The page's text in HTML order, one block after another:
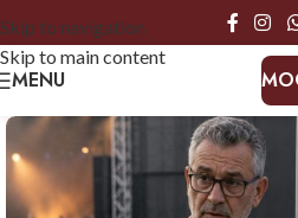
Skip to navigation
Skip to main content
MENU